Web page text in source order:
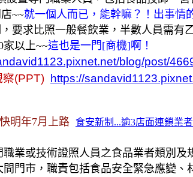
~~就一個人而已，能幹嘛？！出事情
要求比照一般餐飲業，半數人員需有
家以上~~這也是一門[商機]啊！
blog/post/
察(PPT) https://
明年7月上路
食安新制...逾3店面連鎖業
業或技術證照人員之食品業者類別
門市，職責包括食品安全緊急應變